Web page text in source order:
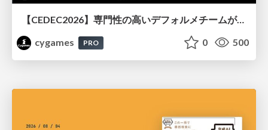
【CEDEC2026】専門性の高いデフォルメチームが挑んだ人材育成戦略 〜Cygames Academiaの企画から実施まで〜
cygames
PRO 0 500